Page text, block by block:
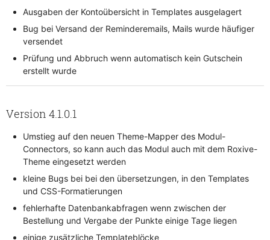
Ausgaben der Kontoübersicht in Templates ausgelagert
Bug bei Versand der Reminderemails, Mails wurde häufiger
versendet
Prüfung und Abbruch wenn automatisch kein Gutschein
erstellt wurde
Version 4.1.0.1
Umstieg auf den neuen Theme-Mapper des Modul-
Connectors, so kann auch das Modul auch mit dem Roxive-
Theme eingesetzt werden
kleine Bugs bei bei den übersetzungen, in den Templates
und CSS-Formatierungen
fehlerhafte Datenbankabfragen wenn zwischen der
Bestellung und Vergabe der Punkte einige Tage liegen
einige zusätzliche Templateblöcke